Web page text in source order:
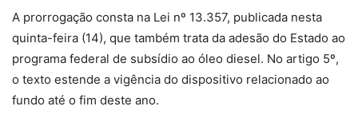
A prorrogação consta na Lei nº 13.357, publicada nesta
quinta-feira (14), que também trata da adesão do Estado ao
programa federal de subsídio ao óleo diesel. No artigo 5º,
o texto estende a vigência do dispositivo relacionado ao
fundo até o fim deste ano.